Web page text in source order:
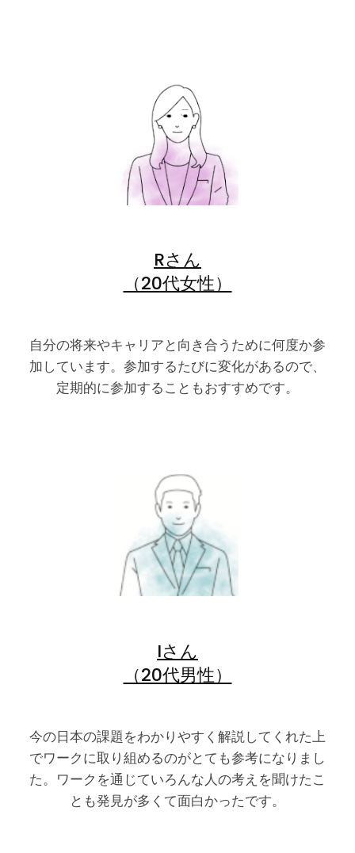
Rさん
（20代女性）
自分の将来やキャリアと向き合うために何度か参
加しています。参加するたびに変化があるので、
定期的に参加することもおすすめです。
Iさん
（20代男性）
今の日本の課題をわかりやすく解説してくれた上
でワークに取り組めるのがとても参考になりまし
た。ワークを通じていろんな人の考えを聞けたこ
とも発見が多くて面白かったです。